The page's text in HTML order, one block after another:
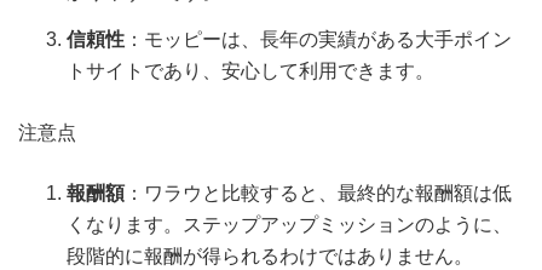
信頼性 ：モッピーは、長年の実績がある大手ポイン
トサイトであり、安心して利用できます。
注意点
報酬額：ワラウと比較すると、最終的な報酬額は低
くなります。ステップアップミッションのように、
段階的に報酬が得られるわけではありません。